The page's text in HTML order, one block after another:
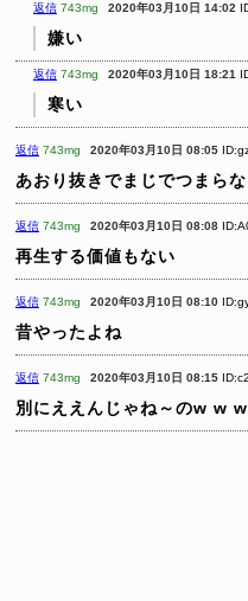
返信 743mg 2020年03月10日 14:02
嫌い
返信 743mg 2020年03月10日 18:21
寒い
返信 743mg 2020年03月10日 08:05
あおり抜きでまじでつまら
返信 743mg 2020年03月10日 08:08
再生する価値もない
返信 743mg 2020年03月10日 08:10
昔やったよね
返信 743mg 2020年03月10日 08:15
別にええんじゃね～のw w